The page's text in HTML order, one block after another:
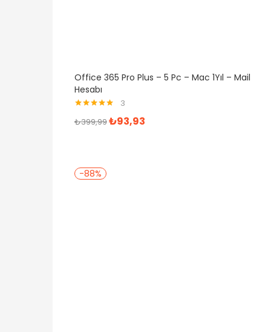
Office 365 Pro Plus – 5 Pc – Mac 1Yıl – Mail
Hesabı
5.00oy aldı
3
₺399,99₺93,93
-88%